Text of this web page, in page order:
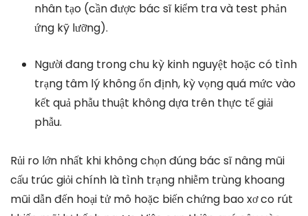
nhân tạo (cần được bác sĩ kiểm tra và test phản
ứng kỹ lưỡng).
Người đang trong chu kỳ kinh nguyệt hoặc có tình
trạng tâm lý không ổn định, kỳ vọng quá mức vào
kết quả phẫu thuật không dựa trên thực tế giải
phẫu.
Rủi ro lớn nhất khi không chọn đúng bác sĩ nâng mũi
cấu trúc giỏi chính là tình trạng nhiễm trùng khoang
mũi dẫn đến hoại tử mô hoặc biến chứng bao xơ co rút